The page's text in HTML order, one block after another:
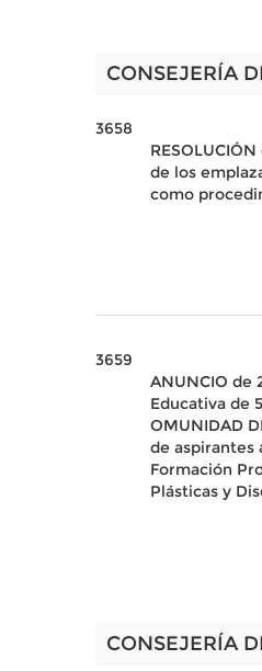
CONSEJERÍA
3658
de los
como
3659
ANUNCIO de
Educativa de
OMUNIDAD
de aspirantes
Formación
Plásticas y
CONSEJERÍA